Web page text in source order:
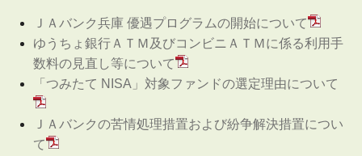
ＪＡバンク兵庫 優遇プログラムの開始について
ゆうちょ銀行ＡＴＭ及びコンビニＡＴＭに係る利用手
数料の見直し等について
「つみたて NISA」対象ファンドの選定理由について
ＪＡバンクの苦情処理措置および紛争解決措置につい
て